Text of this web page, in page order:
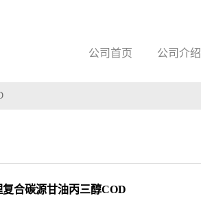
公司首页 公司介绍
合碳源甘油丙三醇COD